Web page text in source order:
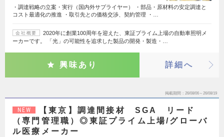
・調達戦略の立案・実行（国内外サプライヤー） ・部品・原材料の安定調達と
コスト最適化の推進 ・取引先との価格交渉、契約管理 ・…
会社概要
2020年に創業100周年を迎えた、東証プライム上場の自動車照明メ
ーカーです。 「光」の可能性を追求した製品の開発・製造・…
興味あり 詳細へ
掲載期間 26/08/06～26/08/19
NEW
【東京】調達間接材 SGA リード
（専門管理職）◎東証プライム上場/グローバ
ル医療メーカー